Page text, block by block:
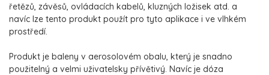
řetězů, závěsů, ovládacích kabelů, kluzných ložisek atd. a
navíc lze tento produkt použít pro tyto aplikace i ve vlhkém
prostředí.
Produkt je baleny v aerosolovém obalu, který je snadno
použitelný a velmi uživatelsky přívětivý. Navíc je dóza